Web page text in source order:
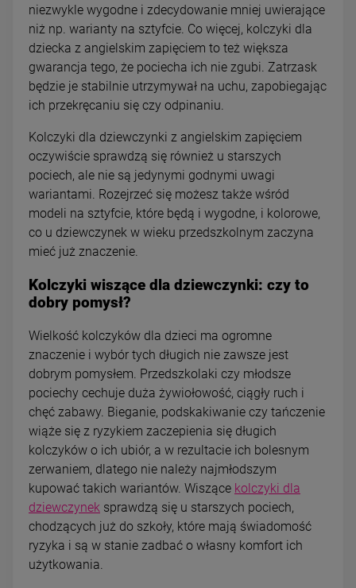
niezwykle wygodne i zdecydowanie mniej uwierające
niż np. warianty na sztyfcie. Co więcej, kolczyki dla
dziecka z angielskim zapięciem to też większa
gwarancja tego, że pociecha ich nie zgubi. Zatrzask
będzie je stabilnie utrzymywał na uchu, zapobiegając
ich przekręcaniu się czy odpinaniu.
Kolczyki dla dziewczynki z angielskim zapięciem
oczywiście sprawdzą się również u starszych
pociech, ale nie są jedynymi godnymi uwagi
wariantami. Rozejrzeć się możesz także wśród
modeli na sztyfcie, które będą i wygodne, i kolorowe,
co u dziewczynek w wieku przedszkolnym zaczyna
mieć już znaczenie.
Kolczyki wiszące dla dziewczynki: czy to
dobry pomysł?
Wielkość kolczyków dla dzieci ma ogromne
znaczenie i wybór tych długich nie zawsze jest
dobrym pomysłem. Przedszkolaki czy młodsze
pociechy cechuje duża żywiołowość, ciągły ruch i
chęć zabawy. Bieganie, podskakiwanie czy tańczenie
wiąże się z ryzykiem zaczepienia się długich
kolczyków o ich ubiór, a w rezultacie ich bolesnym
zerwaniem, dlatego nie należy najmłodszym
kupować takich wariantów. Wiszące kolczyki dla
dziewczynek sprawdzą się u starszych pociech,
chodzących już do szkoły, które mają świadomość
ryzyka i są w stanie zadbać o własny komfort ich
użytkowania.